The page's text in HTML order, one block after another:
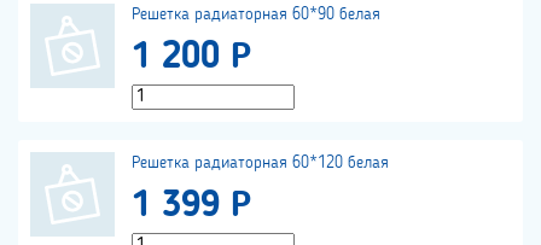
Решетка радиаторная 60*90 белая
1 200 Р
Решетка радиаторная 60*120 белая
1 399 Р